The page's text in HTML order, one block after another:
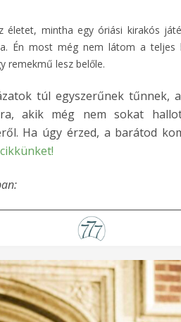
életet, mintha egy óriási kirakós
Én most még nem látom a teljes
remekmű lesz belőle.
túl egyszerűnek tűnnek,
akik még nem sokat
Ha úgy érzed, a barátod